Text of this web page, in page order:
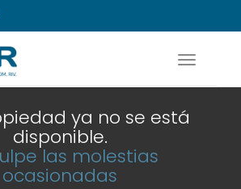
Activar
ya no se está
disponible.
las molestias
ocasionadas